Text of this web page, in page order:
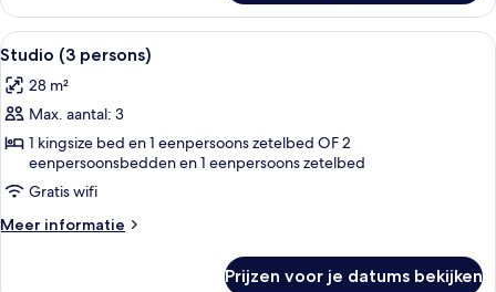
1
slaapkamer
Alle
foto's
voor
Studio
(3
persons)
laden
Een moderne hotelkamer met een
11
Studio (3 persons)
28 m²
Max. aantal: 3
1 kingsize bed en 1 eenpersoons zetelbed OF 2
eenpersoonsbedden en 1 eenpersoons zetelbed
Gratis wifi
Meer informatie
Meer
Prijzen voor je datums bekijken